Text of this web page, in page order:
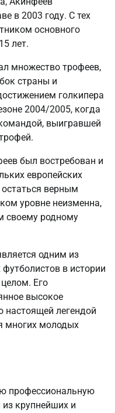
в 2003 году. С тех
основного
лет.
множество трофеев,
страны и
голкипера
2004/2005, когда
выигравшей
был востребован и
европейских
верным
уровне неизменна,
своему родному
одним из
в истории
Его
высокое
настоящей легендой
многих молодых
профессиональную
крупнейших и